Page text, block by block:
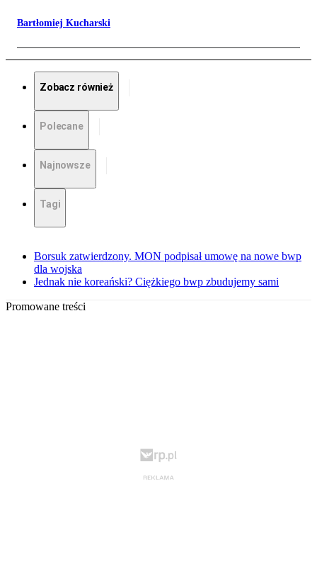
Bartłomiej Kucharski
Zobacz również
Polecane
Najnowsze
Tagi
Borsuk zatwierdzony. MON podpisał umowę na nowe bwp
dla wojska
Jednak nie koreański? Ciężkiego bwp zbudujemy sami
Promowane treści